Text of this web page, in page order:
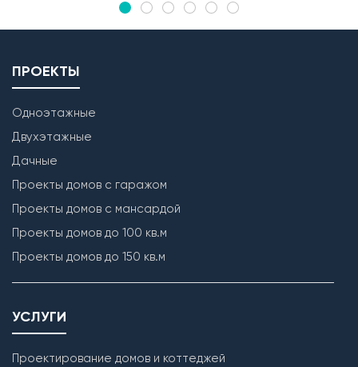
ПРОЕКТЫ
Одноэтажные
Двухэтажные
Дачные
Проекты домов с гаражом
Проекты домов с мансардой
Проекты домов до 100 кв.м
Проекты домов до 150 кв.м
УСЛУГИ
Проектирование домов и коттеджей